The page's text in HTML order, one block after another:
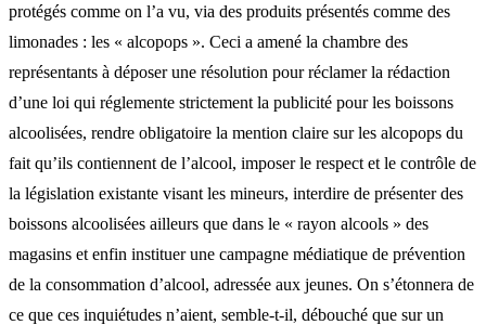
protégés comme on l’a vu, via des produits présentés comme des
limonades : les « alcopops ». Ceci a amené la chambre des
représentants à déposer une résolution pour réclamer la rédaction
d’une loi qui réglemente strictement la publicité pour les boissons
alcoolisées, rendre obligatoire la mention claire sur les alcopops du
fait qu’ils contiennent de l’alcool, imposer le respect et le contrôle de
la législation existante visant les mineurs, interdire de présenter des
boissons alcoolisées ailleurs que dans le « rayon alcools » des
magasins et enfin instituer une campagne médiatique de prévention
de la consommation d’alcool, adressée aux jeunes. On s’étonnera de
ce que ces inquiétudes n’aient, semble-t-il, débouché que sur un